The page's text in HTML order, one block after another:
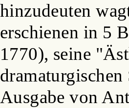
hinzudeuten
erschienen in 5
1770), seine
Ausgabe von